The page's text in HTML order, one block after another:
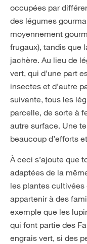
occupées par
des légumes
moyennement
frugaux), tandis que
jachère. Au lieu de
vert, qui d’une part
insectes et d’autre
suivante, tous les
parcelle, de sorte à
autre surface. Une
beaucoup d’efforts
À ceci s’ajoute que
adaptées de la
les plantes cultivées
appartenir à des
exemple que les
qui font partie des
engrais vert, si des